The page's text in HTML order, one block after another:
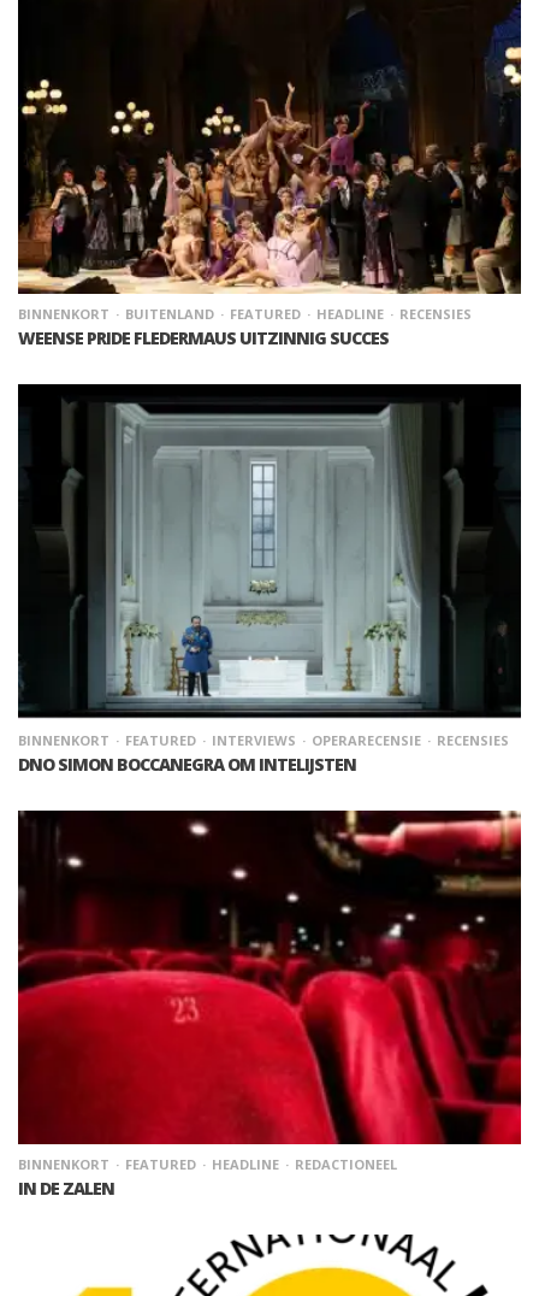
BINNENKORT BUITENLAND FEATURED HEADLINE RECENSIES
WEENSE PRIDE FLEDERMAUS UITZINNIG SUCCES
BINNENKORT FEATURED INTERVIEWS OPERARECENSIE RECENSIES
DNO SIMON BOCCANEGRA OM INTELIJSTEN
BINNENKORT FEATURED HEADLINE REDACTIONEEL
IN DE ZALEN